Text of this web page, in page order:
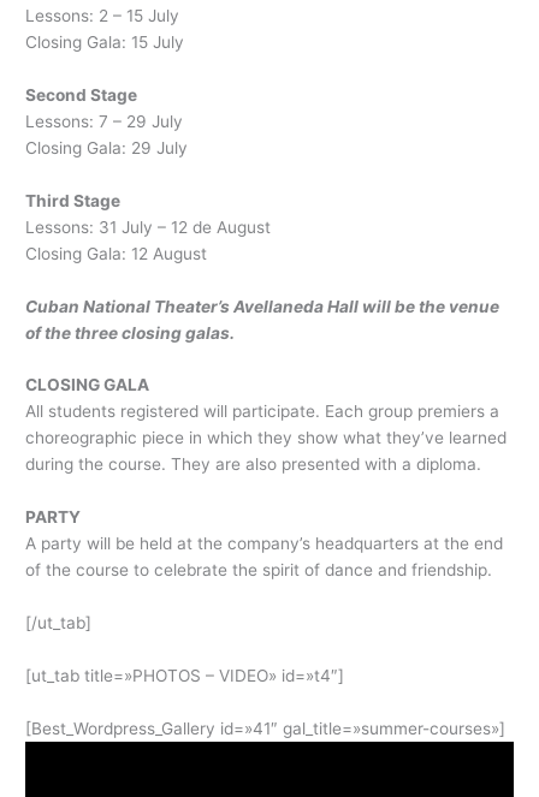
Lessons: 2 – 15 July
Closing Gala: 15 July
Second Stage
Lessons: 7 – 29 July
Closing Gala: 29 July
Third Stage
Lessons: 31 July – 12 de August
Closing Gala: 12 August
Cuban National Theater’s Avellaneda Hall will be the venue
of the three closing galas.
CLOSING GALA
All students registered will participate. Each group premiers a
choreographic piece in which they show what they’ve learned
during the course. They are also presented with a diploma.
PARTY
A party will be held at the company’s headquarters at the end
of the course to celebrate the spirit of dance and friendship.
[/ut_tab]
[ut_tab title=»PHOTOS – VIDEO» id=»t4″]
[Best_Wordpress_Gallery id=»41″ gal_title=»summer-courses»]